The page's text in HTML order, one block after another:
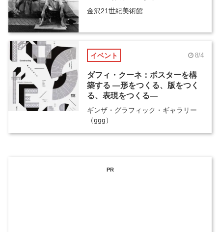
金沢21世紀美術館
イベント 8/4
ダフィ・クーネ：ポスターを構
築する ―形をつくる、版をつく
る、表現をつくる―
ギンザ・グラフィック・ギャラリー
（ggg）
PR